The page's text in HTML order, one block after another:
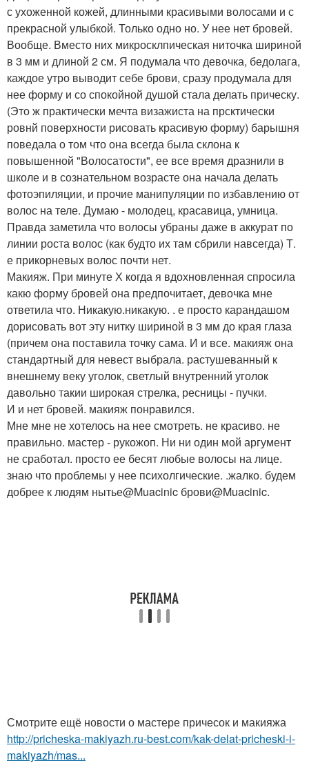
с ухоженной кожей, длинными красивыми волосами и с
прекрасной улыбкой. Только одно но. У нее нет бровей.
Вообще. Вместо них микросклпическая ниточка шириной
в 3 мм и длиной 2 см. Я подумала что девочка, бедолага,
каждое утро выводит себе брови, сразу продумала для
нее форму и со спокойной душой стала делать прическу.
(Это ж практически мечта визажиста на прсктически
ровнй поверхности рисовать красивую форму) барышня
поведала о том что она всегда была склона к
повышенной "Волосатости", ее все время дразнили в
школе и в сознательном возрасте она начала делать
фотоэпиляции, и прочие манипуляции по избавлению от
волос на теле. Думаю - молодец, красавица, умница.
Правда заметила что волосы убраны даже в аккурат по
линии роста волос (как будто их там сбрили навсегда) Т.
е прикорневых волос почти нет.
Макияж. При минуте Х когда я вдохновленная спросила
какю форму бровей она предпочитает, девочка мне
ответила что. Никакую.никакую. . е просто карандашом
дорисовать вот эту нитку шириной в 3 мм до края глаза
(причем она поставила точку сама. И и все. макияж она
стандартный для невест выбрала. растушеванный к
внешнему веку уголок, светлый внутренний уголок
давольно такии широкая стрелка, ресницы - пучки.
И и нет бровей. макияж понравился.
Мне мне не хотелось на нее смотреть. не красиво. не
правильно. мастер - рукожоп. Ни ни один мой аргумент
не сработал. просто ее бесят любые волосы на лице.
знаю что проблемы у нее психолгические. .жалко. будем
добрее к людям нытье@Muacinic брови@Muacinic.
Смотрите ещё новости о мастере причесок и макияжа
http://pricheska-makiyazh.ru-best.com/kak-delat-pricheski-i-
makiyazh/mas...